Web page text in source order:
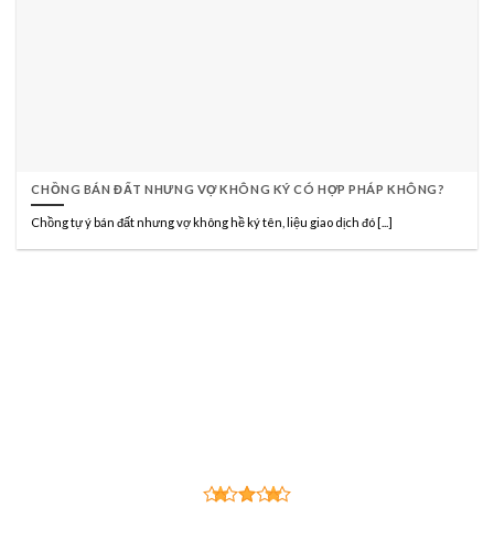
CHỒNG BÁN ĐẤT NHƯNG VỢ KHÔNG KÝ CÓ HỢP PHÁP KHÔNG?
Chồng tự ý bán đất nhưng vợ không hề ký tên, liệu giao dịch đó [...]